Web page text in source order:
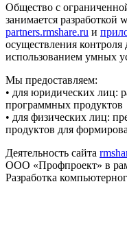
Общество с
занимается разработкой
partners.rmshare.ru и
осуществления
использованием умных
Мы предоставляем:
• для юридических лиц:
программных продуктов
• для физических лиц:
продуктов для
Деятельность сайта
ООО «Профпроект» в
Разработка